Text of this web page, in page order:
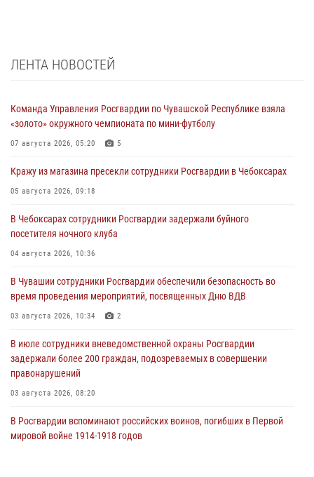
ЛЕНТА НОВОСТЕЙ
Команда Управления Росгвардии по Чувашской Республике взяла
«золото» окружного чемпионата по мини-футболу
07 августа 2026, 05:20 5
Кражу из магазина пресекли сотрудники Росгвардии в Чебоксарах
05 августа 2026, 09:18
В Чебоксарах сотрудники Росгвардии задержали буйного
посетителя ночного клуба
04 августа 2026, 10:36
В Чувашии сотрудники Росгвардии обеспечили безопасность во
время проведения мероприятий, посвященных Дню ВДВ
03 августа 2026, 10:34 2
В июле сотрудники вневедомственной охраны Росгвардии
задержали более 200 граждан, подозреваемых в совершении
правонарушений
03 августа 2026, 08:20
В Росгвардии вспоминают российских воинов, погибших в Первой
мировой войне 1914-1918 годов